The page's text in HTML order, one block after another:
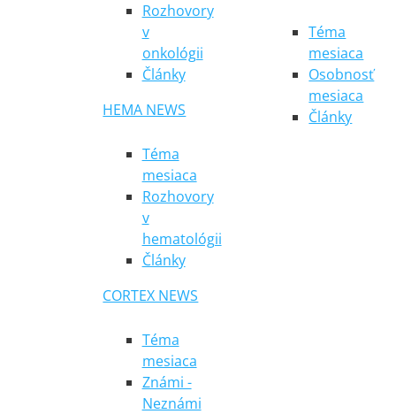
Rozhovory
v
onkológii
Články
HEMA NEWS
Téma
mesiaca
Rozhovory
v
hematológii
Články
CORTEX NEWS
Téma
mesiaca
Známi -
Neznámi
Téma
mesiaca
Osobnosť
mesiaca
Články